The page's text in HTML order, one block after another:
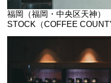
福岡（福岡・中央区天神）
STOCK（COFFEE